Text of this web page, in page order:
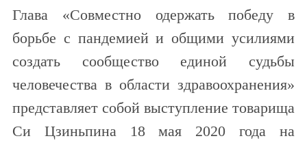
Глава «Совместно одержать победу в
борьбе с пандемией и общими усилиями
создать сообщество единой судьбы
человечества в области здравоохранения»
представляет собой выступление товарища
Си Цзиньпина 18 мая 2020 года на